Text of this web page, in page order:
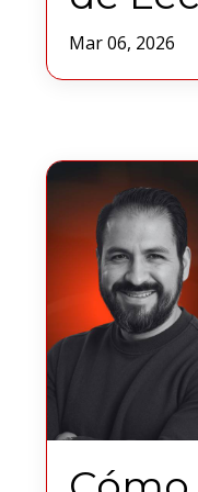
Mar 06, 2026